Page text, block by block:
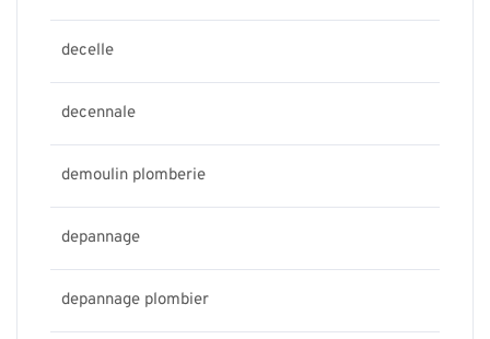
decelle
decennale
demoulin plomberie
depannage
depannage plombier